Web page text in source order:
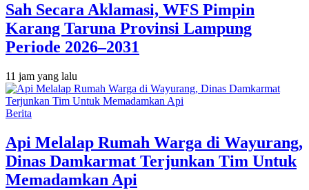
Sah Secara Aklamasi, WFS Pimpin
Karang Taruna Provinsi Lampung
Periode 2026–2031
11 jam yang lalu
Berita
Api Melalap Rumah Warga di Wayurang,
Dinas Damkarmat Terjunkan Tim Untuk
Memadamkan Api